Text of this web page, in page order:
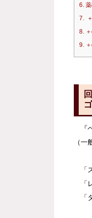
6.薬
7.＋
8.＋
9.＋
『
（
「
「
「